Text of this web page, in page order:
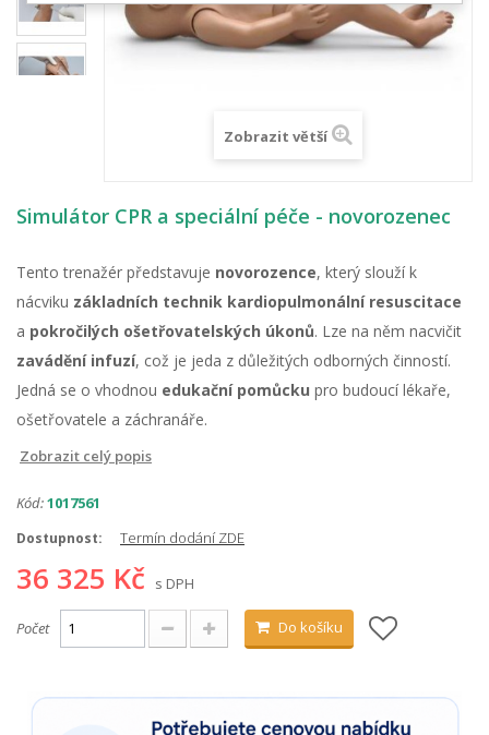
Zobrazit větší
Simulátor CPR a speciální péče - novorozenec
Tento trenažér představuje novorozence, který slouží k
nácviku základních technik kardiopulmonální resuscitace
a pokročilých ošetřovatelských úkonů. Lze na něm nacvičit
zavádění infuzí, což je jeda z důležitých odborných činností.
Jedná se o vhodnou edukační pomůcku pro budoucí lékaře,
ošetřovatele a záchranáře.
Zobrazit celý popis
Kód:1017561
Dostupnost: Termín dodání ZDE
36 325 Kč s DPH
Počet Do košíku